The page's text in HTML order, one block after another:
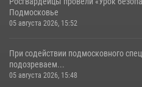
Подмосковье
05 августа 2026, 15:52
При содействии подмосковного
подозреваем...
05 августа 2026, 15:48